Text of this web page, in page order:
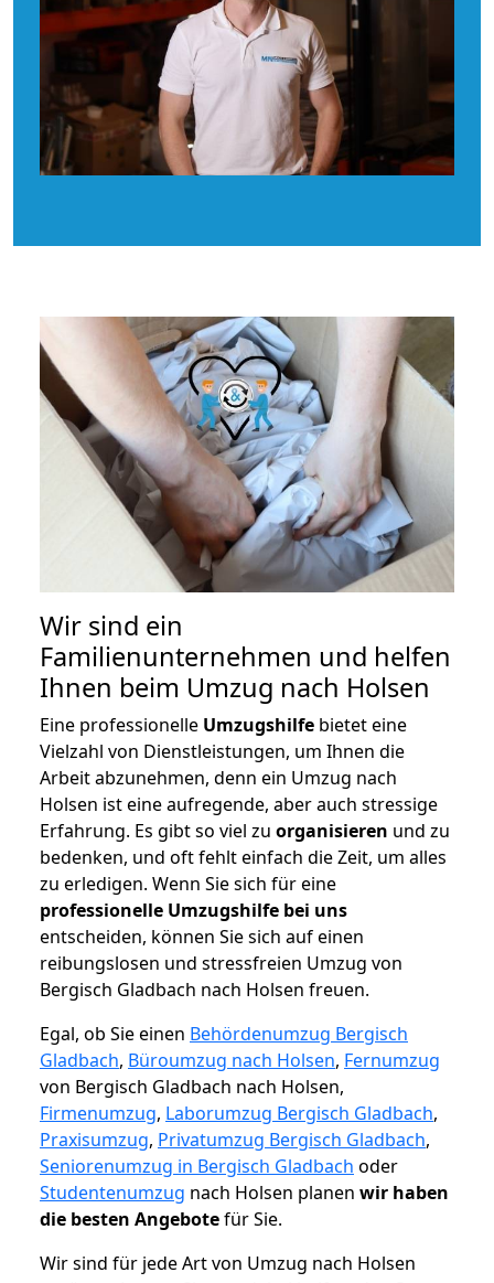
Wir sind ein
Familienunternehmen und helfen
Ihnen beim Umzug nach Holsen
Eine professionelle Umzugshilfe bietet eine
Vielzahl von Dienstleistungen, um Ihnen die
Arbeit abzunehmen, denn ein Umzug nach
Holsen ist eine aufregende, aber auch stressige
Erfahrung. Es gibt so viel zu organisieren und zu
bedenken, und oft fehlt einfach die Zeit, um alles
zu erledigen. Wenn Sie sich für eine
professionelle Umzugshilfe bei uns
entscheiden, können Sie sich auf einen
reibungslosen und stressfreien Umzug von
Bergisch Gladbach nach Holsen freuen.
Egal, ob Sie einen Behördenumzug Bergisch
Gladbach, Büroumzug nach Holsen, Fernumzug
von Bergisch Gladbach nach Holsen,
Firmenumzug, Laborumzug Bergisch Gladbach,
Praxisumzug, Privatumzug Bergisch Gladbach,
Seniorenumzug in Bergisch Gladbach oder
Studentenumzug nach Holsen planen wir haben
die besten Angebotefür Sie.
Wir sind für jede Art von Umzug nach Holsen